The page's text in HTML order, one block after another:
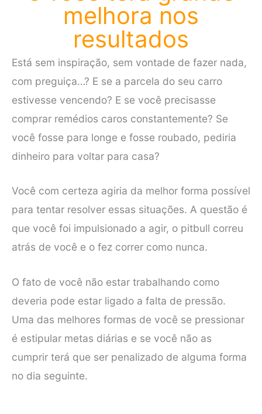
melhora nos
resultados
Está sem inspiração, sem vontade de fazer nada,
com preguiça…? E se a parcela do seu carro
estivesse vencendo? E se você precisasse
comprar remédios caros constantemente? Se
você fosse para longe e fosse roubado, pediria
dinheiro para voltar para casa?
Você com certeza agiria da melhor forma possível
para tentar resolver essas situações. A questão é
que você foi impulsionado a agir, o pitbull correu
atrás de você e o fez correr como nunca.
O fato de você não estar trabalhando como
deveria pode estar ligado a falta de pressão.
Uma das melhores formas de você se pressionar
é estipular metas diárias e se você não as
cumprir terá que ser penalizado de alguma forma
no dia seguinte.